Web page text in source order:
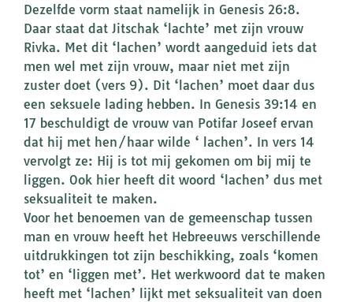
Dezelfde vorm staat namelijk in Genesis 26:8.
Daar staat dat Jitschak ‘lachte’ met zijn vrouw
Rivka. Met dit ‘lachen’ wordt aangeduid iets dat
men wel met zijn vrouw, maar niet met zijn
zuster doet (vers 9). Dit ‘lachen’ moet daar dus
een seksuele lading hebben. In Genesis 39:14 en
17 beschuldigt de vrouw van Potifar Joseef ervan
dat hij met hen/haar wilde ‘ lachen’. In vers 14
vervolgt ze: Hij is tot mij gekomen om bij mij te
liggen. Ook hier heeft dit woord ‘lachen’ dus met
seksualiteit te maken.
Voor het benoemen van de gemeenschap tussen
man en vrouw heeft het Hebreeuws verschillende
uitdrukkingen tot zijn beschikking, zoals ‘komen
tot’ en ‘liggen met’. Het werkwoord dat te maken
heeft met ‘lachen’ lijkt met seksualiteit van doen